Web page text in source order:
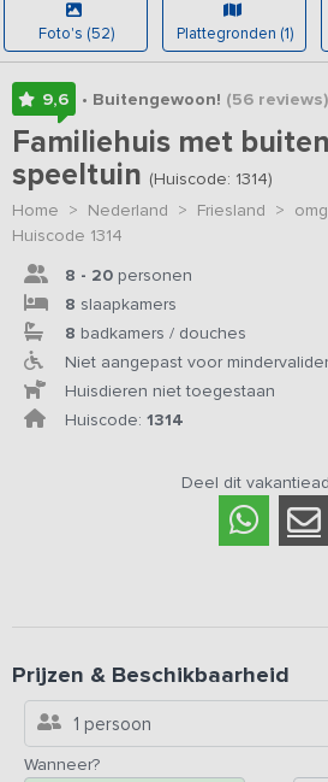
Foto's (52) Plattegronden (1)
9,6 • Buitengewoon! (56reviews)
Familiehuis met
speeltuin (Huiscode: 1314)
Home > Nederland > Friesland >
Huiscode 1314
8 - 20 personen
8 slaapkamers
8 badkamers / douches
Niet aangepast voor
Huisdieren niet toegestaan
Huiscode: 1314
Deel dit
Prijzen & Beschikbaarheid
1 persoon
Wanneer?